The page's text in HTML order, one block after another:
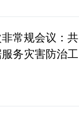
常规会议：共
务灾害防治工